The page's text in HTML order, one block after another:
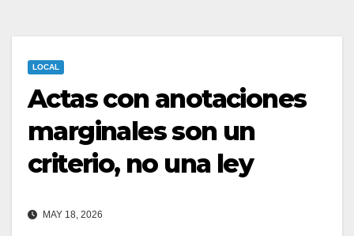
LOCAL
Actas con anotaciones
marginales son un
criterio, no una ley
MAY 18, 2026